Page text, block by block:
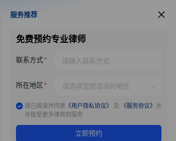
服务推荐
服务推荐
免费预约专业律师
联系方式
所在地区
我已阅读并同意 《用户隐私协议》 及 《服务协议》 允
许接受更多律师的服务
立即预约